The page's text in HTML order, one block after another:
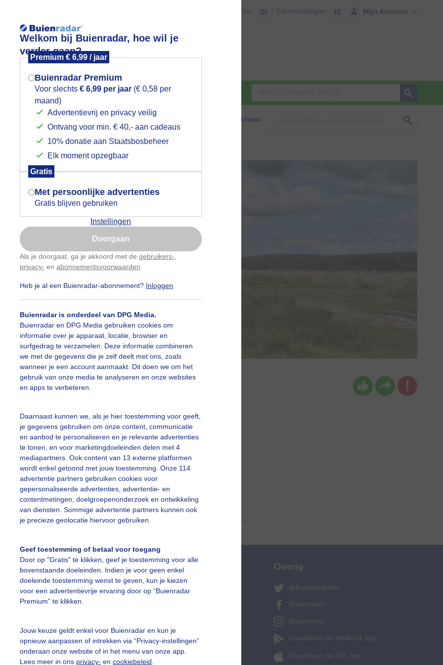
Welkom bij Buienradar, hoe wil je
verder gaan?
Premium € 6,99 / jaar
Buienradar Premium
Voor slechts € 6,99 per jaar (€ 0,58 per
maand)
Advertentievrij en privacy veilig
Ontvang voor min. € 40,- aan cadeaus
10% donatie aan Staatsbosbeheer
Elk moment opzegbaar
Gratis
Met persoonlijke advertenties
Gratis blijven gebruiken
Instellingen
Doorgaan
Als je doorgaat, ga je akkoord met de gebruikers-
privacy- en abonnementsvoorwaarden
Heb je al een Buienradar-abonnement? Inloggen
Buienradar is onderdeel van DPG Media.
Buienradar en DPG Media gebruiken cookies om
informatie over je apparaat, locatie, browser en
surfgedrag te verzamelen. Deze informatie combineren
we met de gegevens die je zelf deelt met ons, zoals
wanneer je een account aanmaakt. Dit doen we om het
gebruik van onze media te analyseren en onze websites
en apps te verbeteren.
Daarnaast kunnen we, als je hier toestemming voor geeft,
je gegevens gebruiken om onze content, communicatie
en aanbod te personaliseren en je relevante advertenties
te tonen, en voor marketingdoeleinden delen met 4
mediapartners. Ook content van 13 externe platformen
wordt enkel getoond met jouw toestemming. Onze 114
advertentie partners gebruiken cookies voor
gepersonaliseerde advertenties, advertentie- en
contentmetingen, doelgroepenonderzoek en ontwikkeling
van diensten. Sommige advertentie partners kunnen ook
je precieze geolocatie hiervoor gebruiken.
Geef toestemming of betaal voor toegang
Door op "Gratis" te klikken, geef je toestemming voor alle
bovenstaande doeleinden. Indien je voor geen enkel
doeleinde toestemming wenst te geven, kun je kiezen
voor een advertentievrije ervaring door op “Buienradar
Premium” te klikken.
Jouw keuze geldt enkel voor Buienradar en kun je
opnieuw aanpassen of intrekken via “Privacy-instellingen”
onderaan onze website of in het menu van onze app.
Lees meer in ons privacy- en cookiebeleid
Mijn Account
Files 21 | Treinmeldingen 12
Foto en video Weerzine
Zoeken in foto & video:
Jan Simmes Gemaakt: 12-06-2026, 102x bekeken
Wolken Dieren
slideshow
vragen
Mijn weer
De Bilt
Overig
@BuienradarNL
Buienradar
Buienradar
Download de Android app
Download de iOS app
Mogen we je locatie gebruiken voor
het weer?
Indien je hier nog geen akkoord op hebt
gegeven, verschijnt er zo een pop-up uit
je browser waarin deze toestemming
gevraagd wordt.
Is goed, toon de popup
Nu niet, misschien later
Gebruik je Safari en wil je niet elke dag deze pop-up
Klikhierom dit aan te passen